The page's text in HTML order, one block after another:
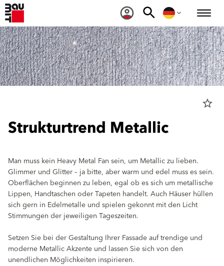
star_border
Strukturtrend Metallic
Man muss kein Heavy Metal Fan sein, um Metallic zu lieben.
Glimmer und Glitter – ja bitte, aber warm und edel muss es sein.
Oberflächen beginnen zu leben, egal ob es sich um metallische
Lippen, Handtaschen oder Tapeten handelt. Auch Häuser hüllen
sich gern in Edelmetalle und spielen gekonnt mit den Licht
Stimmungen der jeweiligen Tageszeiten.
Setzen Sie bei der Gestaltung Ihrer Fassade auf trendige und
moderne Metallic Akzente und lassen Sie sich von den
unendlichen Möglichkeiten inspirieren.